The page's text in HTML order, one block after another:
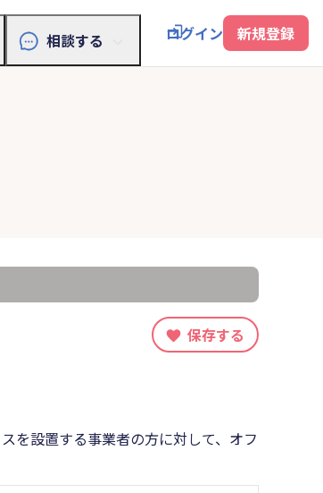
相談する ログイン 新規登録
保存する
を設置する事業者の方に対して、オフ